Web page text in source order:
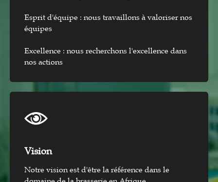
Esprit d'équipe : nous travaillons à valoriser nos
équipes
Excellence : nous recherchons l'excellence dans
nos actions
Vision​
Notre vision est d'être la référence dans le